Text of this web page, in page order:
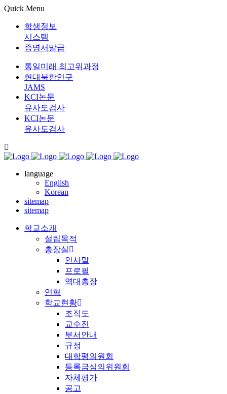
Quick Menu
학생정보
시스템
증명서발급
통일미래 최고위과정
현대북한연구
JAMS
KCI논문
유사도검사
KCI논문
유사도검사
language
English
Korean
sitemap
sitemap
학교소개
설립목적
총장실
인사말
프로필
역대총장
연혁
학교현황
조직도
교수진
부서안내
규정
대학평의원회
등록금심의위원회
자체평가
공고